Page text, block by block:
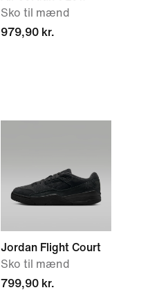
Sko til mænd
979,90 kr.
Jordan Flight Court
Sko til mænd
799,90 kr.